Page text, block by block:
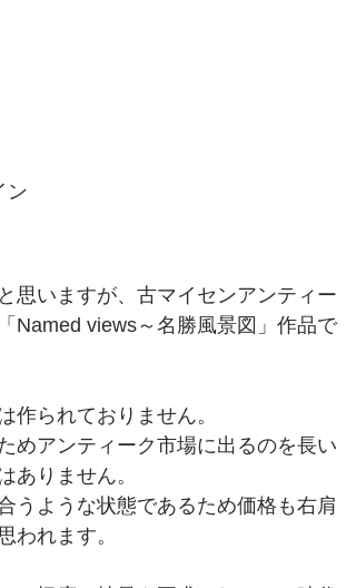
ン
思いますが、古マイセンアンティー
Named views～名勝風景図」作品で
作られておりません。
めアンティーク市場に出るのを長い
ありません。
うような状態であるため価格も右肩
われます。